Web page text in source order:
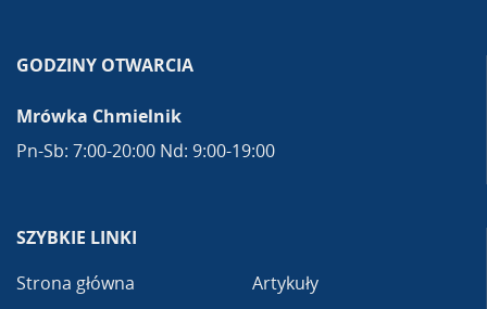
GODZINY OTWARCIA
Mrówka Chmielnik
Pn-Sb: 7:00-20:00 Nd: 9:00-19:00
SZYBKIE LINKI
Strona główna
Artykuły